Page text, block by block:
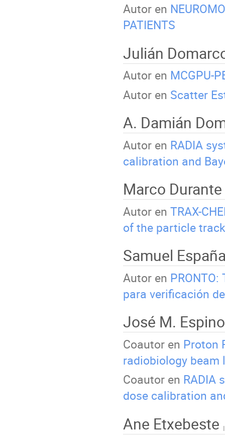
Autor en
PATIENTS
Julián
Autor en MCGPU-
Autor en Scatter
A. Damián
Autor en RADIA
calibration and
Marco Durante
Autor en TRAX-
of the particle
Samuel
Autor en
para verificación
José M.
Coautor en Proton
radiobiology
Coautor en RADIA
dose calibration
Ane Etxebeste